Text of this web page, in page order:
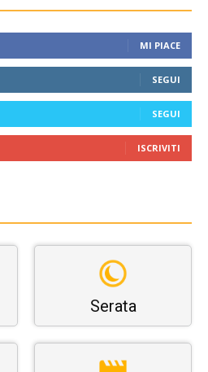
MI PIACE
SEGUI
SEGUI
ISCRIVITI
Serata